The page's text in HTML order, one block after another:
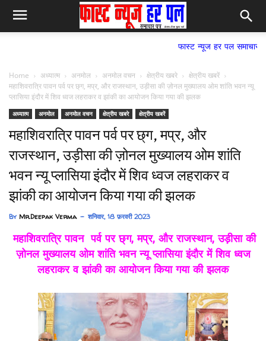
फास्ट न्यूज हर पल समाचार पत्र,
Home अध्यात्म अनमोल अनमोल वचन क्षेत्रीय खबरे
क्षेत्रीय खबरें
महाशिवरात्रि पावन पर्व पर छ्ग, मप्र, और राजस्थान, उड़ीसा की ज़ोनल मुख्यालय ओम शांति भवन न्यू
प्लासिया इंदौर में शिव ध्वज लहराकर व झांकी का आयोजन किया गया की झलक
अध्यात्म अनमोल अनमोल वचन क्षेत्रीय खबरे क्षेत्रीय खबरें
महाशिवरात्रि पावन पर्व पर छ्ग, मप्र, और
राजस्थान, उड़ीसा की ज़ोनल मुख्यालय ओम शांति
भवन न्यू प्लासिया इंदौर में शिव ध्वज लहराकर व
झांकी का आयोजन किया गया की झलक
By Mr.Deepak Verma शनिवार, 18 फ़रवरी 2023
महाशिवरात्रि पावन पर्व पर छ्ग, मप्र, और राजस्थान, उड़ीसा की
ज़ोनल मुख्यालय ओम शांति भवन न्यू प्लासिया इंदौर में शिव ध्वज
लहराकर व झांकी का आयोजन किया गया की झलक